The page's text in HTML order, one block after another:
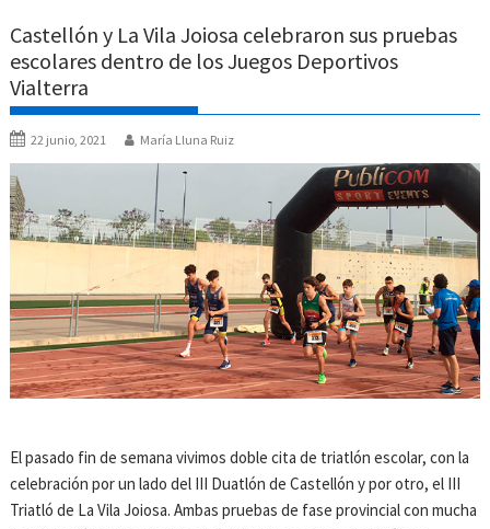
Castellón y La Vila Joiosa celebraron sus pruebas
escolares dentro de los Juegos Deportivos
Vialterra
22 junio, 2021 María Lluna Ruiz
El pasado fin de semana vivimos doble cita de triatlón escolar, con la
celebración por un lado del III Duatlón de Castellón y por otro, el III
Triatló de La Vila Joiosa. Ambas pruebas de fase provincial con mucha